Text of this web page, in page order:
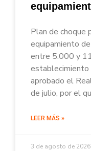
Plan de choque
equipamiento
entre 5.000 y
establecimiento
aprobado el
de julio, por el
LEER MÁS »
3 de agosto de 2026